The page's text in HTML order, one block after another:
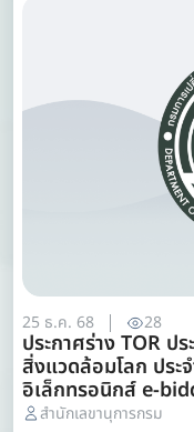
25 ธ.ค. 68 28
ประกาศร่าง TOR ป
สิ่งแวดล้อมโลก ประ
อิเล็กทรอนิกส์ e-
2568 โทร
สำนักเลขานุการกรม